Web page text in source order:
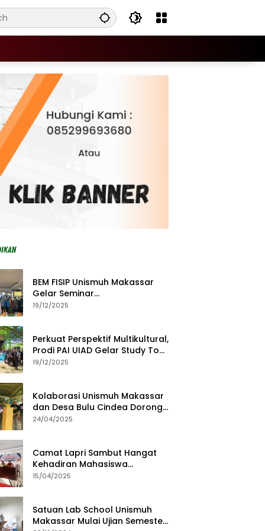
BEM FISIP Unismuh Makassar
Gelar Seminar
Keperempuanan, Bahas
19/12/2025
Perkuat Perspektif Multikultural,
Prodi PAI UIAD Gelar Study Tour
ke Kajang
19/12/2025
Kolaborasi Unismuh Makassar
dan Desa Bulu Cindea Dorong
Sentra Garam Industri
24/04/2025
Camat Lapri Sambut Hangat
Kehadiran Mahasiswa
PoltekMu
15/04/2025
Satuan Lab School Unismuh
Makassar Mulai Ujian Semester,